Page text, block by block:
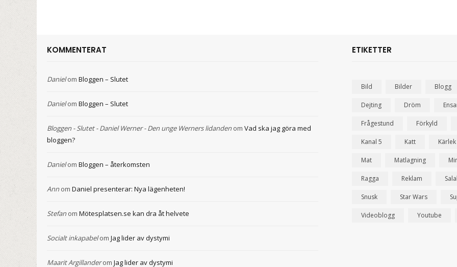
KOMMENTERAT
Danielom Bloggen – Slutet
Danielom Bloggen – Slutet
Bloggen - Slutet - Daniel Werner - Den unge Werners lidanden om Vad ska jag göra med
bloggen?
Danielom Bloggen – återkomsten
Ann om Daniel presenterar: Nya lägenheten!
Stefan om Mötesplatsen.se kan dra åt helvete
Socialt inkapabelom Jag lider av dystymi
Maarit Argillanderom Jag lider av dystymi
ETIKETTER
Bild Bilder Blogg
Dejting Dröm
Frågestund Förkyld
Kanal 5 Katt Kärlek
Mat Matlagning
Ragga Reklam
Snusk Star Wars
Videoblogg Youtube